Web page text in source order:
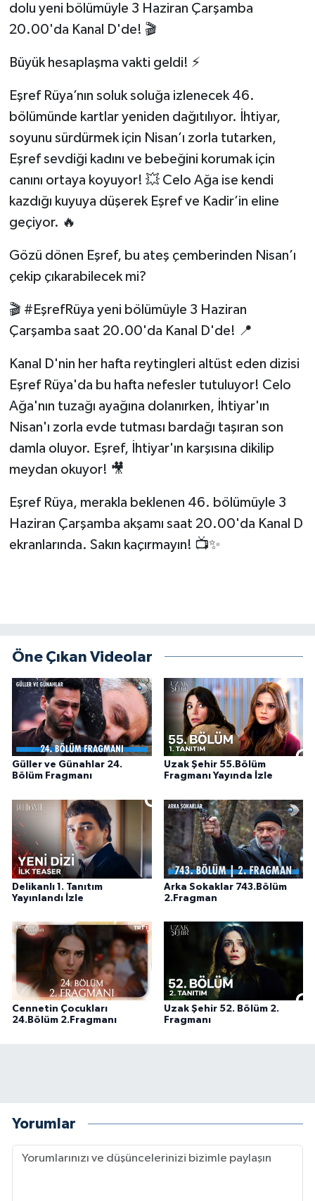
dolu yeni bölümüyle 3 Haziran Çarşamba
20.00'da Kanal D'de! 🎬
Büyük hesaplaşma vakti geldi! ⚡️
Eşref Rüya’nın soluk soluğa izlenecek 46.
bölümünde kartlar yeniden dağıtılıyor. İhtiyar,
soyunu sürdürmek için Nisan’ı zorla tutarken,
Eşref sevdiği kadını ve bebeğini korumak için
canını ortaya koyuyor! 💥 Celo Ağa ise kendi
kazdığı kuyuya düşerek Eşref ve Kadir’in eline
geçiyor. 🔥
Gözü dönen Eşref, bu ateş çemberinden Nisan’ı
çekip çıkarabilecek mi?
🎬 #EşrefRüya yeni bölümüyle 3 Haziran
Çarşamba saat 20.00'da Kanal D'de! 📍
Kanal D'nin her hafta reytingleri altüst eden dizisi
Eşref Rüya'da bu hafta nefesler tutuluyor! Celo
Ağa'nın tuzağı ayağına dolanırken, İhtiyar'ın
Nisan'ı zorla evde tutması bardağı taşıran son
damla oluyor. Eşref, İhtiyar'ın karşısına dikilip
meydan okuyor! 🎥
Eşref Rüya, merakla beklenen 46. bölümüyle 3
Haziran Çarşamba akşamı saat 20.00'da Kanal D
ekranlarında. Sakın kaçırmayın! 📺✨
Öne Çıkan Videolar
Güller ve Günahlar 24.
Bölüm Fragmanı
Uzak Şehir 55.Bölüm
Fragmanı Yayında İzle
Delikanlı 1. Tanıtım
Yayınlandı İzle
Arka Sokaklar 743.Bölüm
2.Fragman
Cennetin Çocukları
24.Bölüm 2.Fragmanı
Uzak Şehir 52. Bölüm 2.
Fragmanı
Yorumlar